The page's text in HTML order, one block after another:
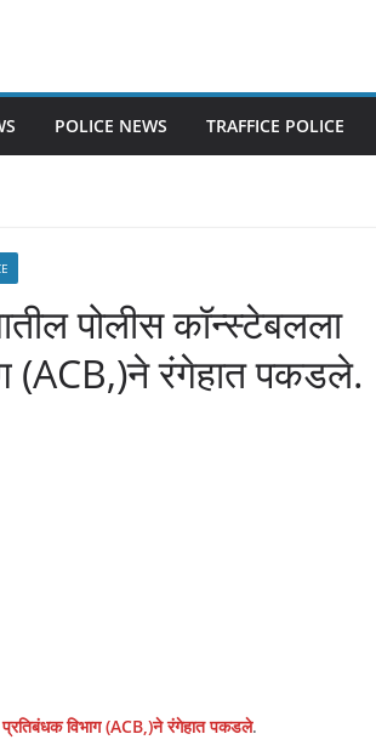
POLICE NEWS TRAFFICE POLICE
पोलीस कॉन्स्टेबलला
(ACB,)ने रंगेहात पकडले.
प्रतिबंधक विभाग (ACB,)ने रंगेहात पकडले.